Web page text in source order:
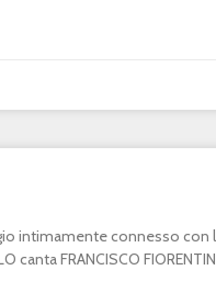
intimamente connesso con
canta FRANCISCO